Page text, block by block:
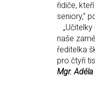
řidiče,
seniory,“
naše
ředitelka
pro čtyři
Mgr.